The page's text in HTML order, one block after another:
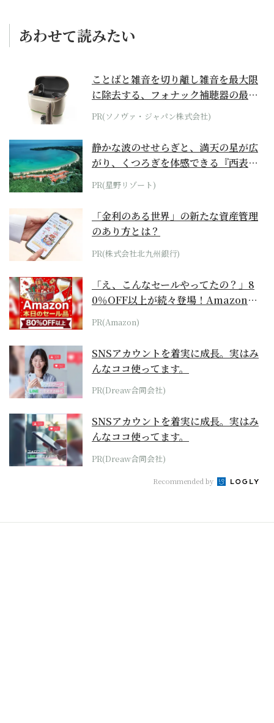
あわせて読みたい
ことばと雑音を切り離し雑音を最大限
に除去する、フォナック補聴器の最上
位モデル
PR(ソノヴァ・ジャパン株式会社)
静かな波のせせらぎと、満天の星が広
がり、くつろぎを体感できる『西表島
ホテル by...
PR(星野リゾート)
「金利のある世界」の新たな資産管理
のあり方とは？
PR(株式会社北九州銀行)
「え、こんなセールやってたの？」8
0％OFF以上が続々登場！Amazonの
本気が...
PR(Amazon)
SNSアカウントを着実に成長。実はみ
んなココ使ってます。
PR(Dreaw合同会社)
SNSアカウントを着実に成長。実はみ
んなココ使ってます。
PR(Dreaw合同会社)
Recommended by